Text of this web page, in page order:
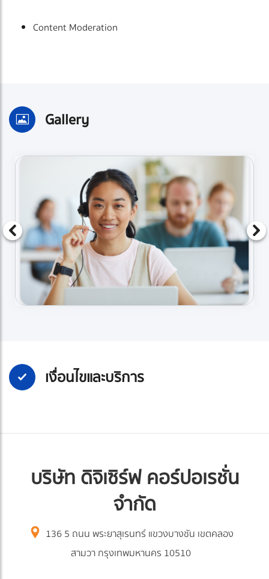
Content Moderation
Gallery
เงื่อนไขและบริการ
บริษัท ดิจิเซิร์ฟ คอร์ปอเรชั่น
จำกัด
136 5 ถนน พระยาสุเรนทร์ แขวงบางชัน เขตคลอง
สามวา กรุงเทพมหานคร 10510